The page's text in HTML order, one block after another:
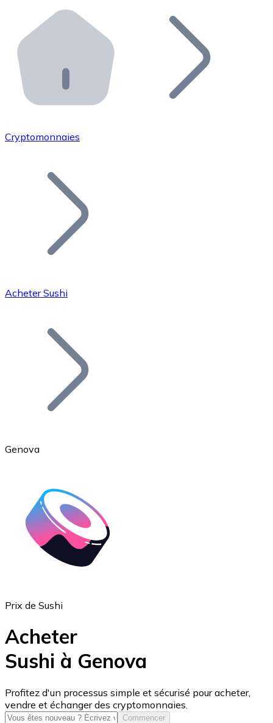
Distributeurs automatiques Bitnovo
Intégrez un ATM Bitnovo dans votre entreprise et
API Bitnovo
Intégrez notre API dans votre écosystème.
Rejoignez notre réseau de distributeurs et
Ajoutez le token de votre projet à notre service
Bitcoin
Ethereum
ETH
USD Coin
USDC
Cryptomonnaies
Acheter Sushi
Genova
Prix de Sushi
Acheter
Sushi à Genova
Profitez d'un processus simple et sécurisé pour acheter,
vendre et échanger des cryptomonnaies.
Commencer